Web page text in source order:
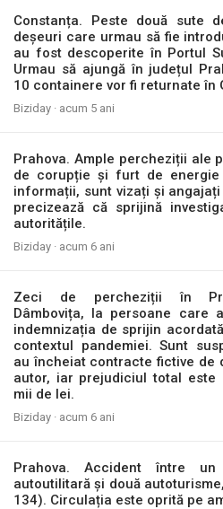
Constanța. Peste două sute
deșeuri care urmau să fie
au fost descoperite în Portul
Urmau să ajungă în județul
10 containere vor fi returnate în
Biziday · acum 5 ani
Prahova. Ample percheziții ale
de corupție și furt de energie
informații, sunt vizați și
precizează că sprijină
autoritățile.
Biziday · acum 6 ani
Zeci de percheziții în
Dâmbovița, la persoane care
indemnizația de sprijin
contextul pandemiei. Sunt
au încheiat contracte fictive de
autor, iar prejudiciul total este
mii de lei.
Biziday · acum 6 ani
Prahova. Accident între
autoutilitară și două
134). Circulația este oprită pe